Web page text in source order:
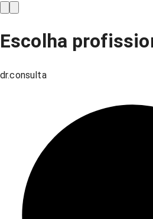
Escolha
dr.consulta